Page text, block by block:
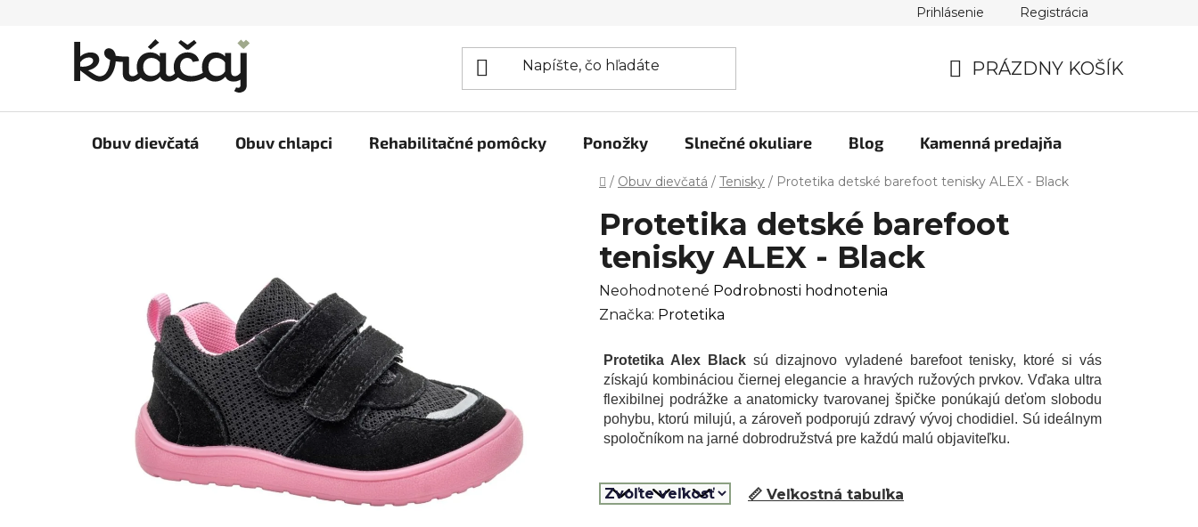
Prihlásenie Registrácia
KOŠÍK
PRÁZDNY KOŠÍK
Obuv dievčatá Obuv chlapci Rehabilitačné pomôcky Ponožky Slnečné okuliare Blog Kamenná predajňa
Domov
/ Obuv dievčatá / Tenisky / Protetika detské barefoot tenisky ALEX - Black
Protetika detské barefoot
tenisky ALEX - Black
Priemerné
hodnotenie
je
0,0
z
5
Neohodnotené Podrobnosti hodnotenia
Značka: Protetika
Protetika Alex Black sú dizajnovo vyladené barefoot tenisky, ktoré si vás
získajú kombináciou čiernej elegancie a hravých ružových prvkov. Vďaka ultra
flexibilnej podrážke a anatomicky tvarovanej špičke ponúkajú deťom slobodu
pohybu, ktorú milujú, a zároveň podporujú zdravý vývoj chodidiel. Sú ideálnym
spoločníkom na jarné dobrodružstvá pre každú malú objaviteľku.
📏 Veľkostná tabuľka